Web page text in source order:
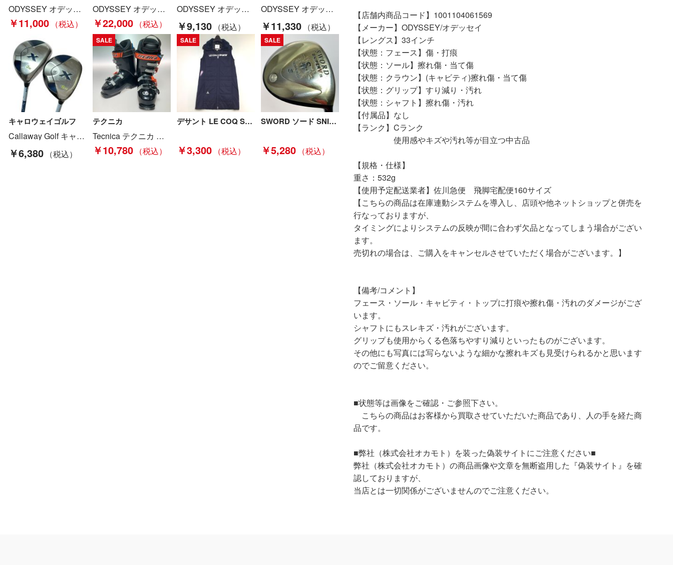
ODYSSEY オデッセイ WHITE HOT OG V-LINE パター 33インチ ソケット無し Cランク
￥11,000
ODYSSEY オデッセイ VERSA SEVEN S パター 33インチ カバー付 Aランク
￥22,000
ODYSSEY オデッセイ WHITE HOT ホワイトホット XG #7 パター 33インチ Cランク
￥9,130
ODYSSEY オデッセイ DFX ＃7 パター 34インチ Cランク
￥11,330
キャロウェイゴルフ
Callaway Golf キャロウェイゴルフ X 3FW 5FW フェアウェイウッド 2本セット X SERIES 60 R Cランク
￥6,380
SALE
テクニカ
Tecnica テクニカ スキーブーツ R PRO 70 キッズ ジュニアブーツ 22-22.5cm ソールサイズ268mm Cランク
￥10,780
SALE
デサント LE COQ SPORTIF 中綿ゴルフ ワンピース Sサイズ ネイビー ネイビー Bランク
￥3,300
SALE
SWORD ソード SNIPERV スナイパーV 3FW 15° フェアウェイウッド Tour AD VF-5R2 カバー付 Cランク
￥5,280
【店舗内商品コード】1001104061569
【メーカー】ODYSSEY/オデッセイ
【レングス】33インチ
【状態：フェース】傷・打痕
【状態：ソール】擦れ傷・当て傷
【状態：クラウン】(キャビティ)擦れ傷・当て傷
【状態：グリップ】すり減り・汚れ
【状態：シャフト】擦れ傷・汚れ
【付属品】なし
【ランク】Cランク
使用感やキズや汚れ等が目立つ中古品
【規格・仕様】
重さ：532g
【使用予定配送業者】佐川急便 飛脚宅配便160サイズ
【こちらの商品は在庫連動システムを導入し、店頭や他ネットショップと併売を
行なっておりますが、
タイミングによりシステムの反映が間に合わず欠品となってしまう場合がござい
ます。
売切れの場合は、ご購入をキャンセルさせていただく場合がございます。】
【備考/コメント】
フェース・ソール・キャビティ・トップに打痕や擦れ傷・汚れのダメージがござ
います。
シャフトにもスレキズ・汚れがございます。
グリップも使用からくる色落ちやすり減りといったものがございます。
その他にも写真には写らないような細かな擦れキズも見受けられるかと思います
のでご留意ください。
■状態等は画像をご確認・ご参照下さい。
こちらの商品はお客様から買取させていただいた商品であり、人の手を経た商
品です。
■弊社（株式会社オカモト）を装った偽装サイトにご注意ください■
弊社（株式会社オカモト）の商品画像や文章を無断盗用した『偽装サイト』を確
認しておりますが、
当店とは一切関係がございませんのでご注意ください。